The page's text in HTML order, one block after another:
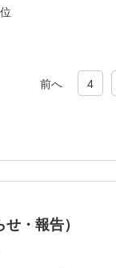
前へ 4
・報告）